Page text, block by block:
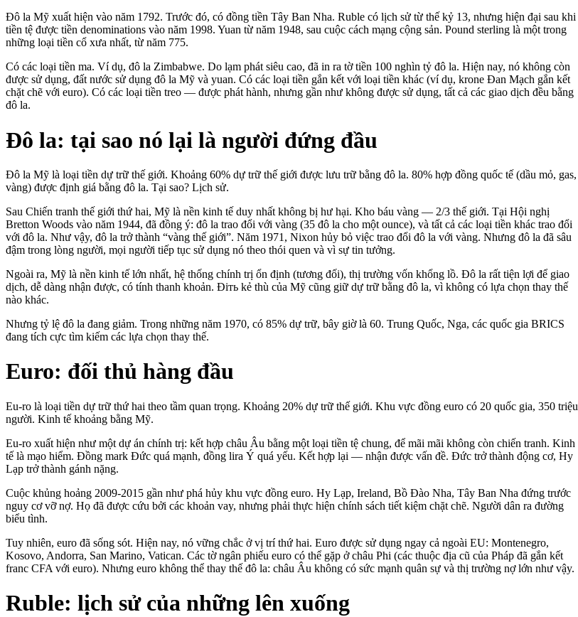
Đô la Mỹ xuất hiện vào năm 1792. Trước đó, có đồng tiền Tây Ban Nha. Ruble có lịch sử từ thế kỷ 13, nhưng hiện đại sau khi
tiền tệ được tiền denominations vào năm 1998. Yuan từ năm 1948, sau cuộc cách mạng cộng sản. Pound sterling là một trong
những loại tiền cổ xưa nhất, từ năm 775.
Có các loại tiền ma. Ví dụ, đô la Zimbabwe. Do lạm phát siêu cao, đã in ra tờ tiền 100 nghìn tỷ đô la. Hiện nay, nó không còn
được sử dụng, đất nước sử dụng đô la Mỹ và yuan. Có các loại tiền gắn kết với loại tiền khác (ví dụ, krone Đan Mạch gắn kết
chặt chẽ với euro). Có các loại tiền treo — được phát hành, nhưng gần như không được sử dụng, tất cả các giao dịch đều bằng
đô la.
Đô la: tại sao nó lại là người đứng đầu
Đô la Mỹ là loại tiền dự trữ thế giới. Khoảng 60% dự trữ thế giới được lưu trữ bằng đô la. 80% hợp đồng quốc tế (dầu mỏ, gas,
vàng) được định giá bằng đô la. Tại sao? Lịch sử.
Sau Chiến tranh thế giới thứ hai, Mỹ là nền kinh tế duy nhất không bị hư hại. Kho báu vàng — 2/3 thế giới. Tại Hội nghị
Bretton Woods vào năm 1944, đã đồng ý: đô la trao đổi với vàng (35 đô la cho một ounce), và tất cả các loại tiền khác trao đổi
với đô la. Như vậy, đô la trở thành “vàng thế giới”. Năm 1971, Nixon hủy bỏ việc trao đổi đô la với vàng. Nhưng đô la đã sâu
đậm trong lòng người, mọi người tiếp tục sử dụng nó theo thói quen và vì sự tin tưởng.
Ngoài ra, Mỹ là nền kinh tế lớn nhất, hệ thống chính trị ổn định (tương đối), thị trường vốn khổng lồ. Đô la rất tiện lợi để giao
dịch, dễ dàng nhận được, có tính thanh khoản. Đіть kẻ thù của Mỹ cũng giữ dự trữ bằng đô la, vì không có lựa chọn thay thế
nào khác.
Nhưng tỷ lệ đô la đang giảm. Trong những năm 1970, có 85% dự trữ, bây giờ là 60. Trung Quốc, Nga, các quốc gia BRICS
đang tích cực tìm kiếm các lựa chọn thay thế.
Euro: đối thủ hàng đầu
Eu-ro là loại tiền dự trữ thứ hai theo tầm quan trọng. Khoảng 20% dự trữ thế giới. Khu vực đồng euro có 20 quốc gia, 350 triệu
người. Kinh tế khoảng bằng Mỹ.
Eu-ro xuất hiện như một dự án chính trị: kết hợp châu Âu bằng một loại tiền tệ chung, để mãi mãi không còn chiến tranh. Kinh
tế là mạo hiểm. Đồng mark Đức quá mạnh, đồng lira Ý quá yếu. Kết hợp lại — nhận được vấn đề. Đức trở thành động cơ, Hy
Lạp trở thành gánh nặng.
Cuộc khủng hoảng 2009-2015 gần như phá hủy khu vực đồng euro. Hy Lạp, Ireland, Bồ Đào Nha, Tây Ban Nha đứng trước
nguy cơ vỡ nợ. Họ đã được cứu bởi các khoản vay, nhưng phải thực hiện chính sách tiết kiệm chặt chẽ. Người dân ra đường
biểu tình.
Tuy nhiên, euro đã sống sót. Hiện nay, nó vững chắc ở vị trí thứ hai. Euro được sử dụng ngay cả ngoài EU: Montenegro,
Kosovo, Andorra, San Marino, Vatican. Các tờ ngân phiếu euro có thể gặp ở châu Phi (các thuộc địa cũ của Pháp đã gắn kết
franc CFA với euro). Nhưng euro không thể thay thế đô la: châu Âu không có sức mạnh quân sự và thị trường nợ lớn như vậy.
Ruble: lịch sử của những lên xuống